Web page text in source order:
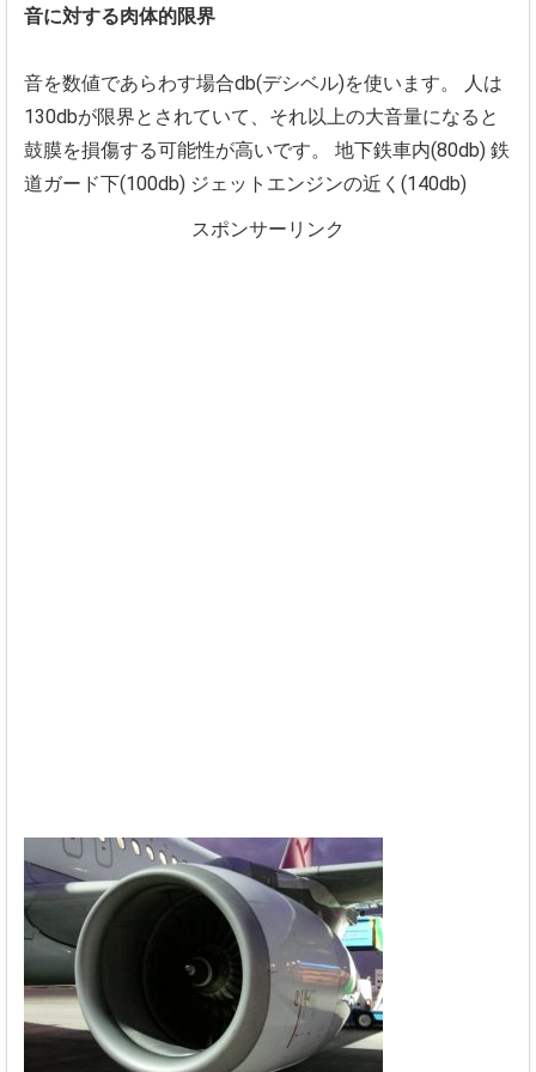
音に対する肉体的限界
音を数値であらわす場合db(デシベル)を使います。
人は
130dbが限界とされていて、 それ以上の大音量になると
鼓膜を損傷する可能性が高いです。
地下鉄車内(80db) 鉄
道ガード下(100db) ジェットエンジンの近く(140db)
スポンサーリンク